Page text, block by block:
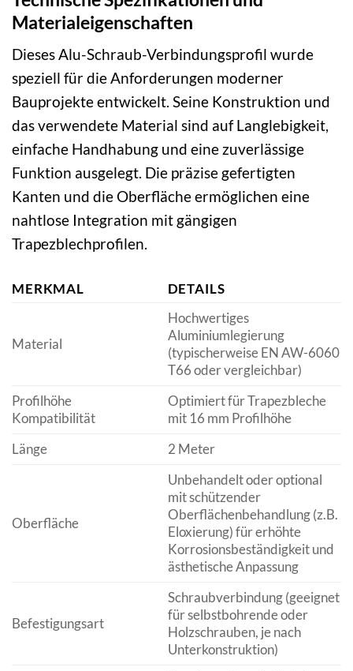
Materialeigenschaften
Dieses Alu-Schraub-Verbindungsprofil wurde
speziell für die Anforderungen moderner
Bauprojekte entwickelt. Seine Konstruktion und
das verwendete Material sind auf Langlebigkeit,
einfache Handhabung und eine zuverlässige
Funktion ausgelegt. Die präzise gefertigten
Kanten und die Oberfläche ermöglichen eine
nahtlose Integration mit gängigen
Trapezblechprofilen.
MERKMAL DETAILS
Material
Hochwertiges
Aluminiumlegierung
(typischerweise EN AW-6060
T66 oder vergleichbar)
Profilhöhe
Kompatibilität
Optimiert für Trapezbleche
mit 16 mm Profilhöhe
Länge
2 Meter
Oberfläche
Unbehandelt oder optional
mit schützender
Oberflächenbehandlung (z.B.
Eloxierung) für erhöhte
Korrosionsbeständigkeit und
ästhetische Anpassung
Befestigungsart
Schraubverbindung (geeignet
für selbstbohrende oder
Holzschrauben, je nach
Unterkonstruktion)